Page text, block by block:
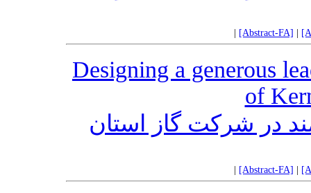
[Abstract-FA]
Designing a generous
of
در شرکت گاز استان
[Abstract-FA]